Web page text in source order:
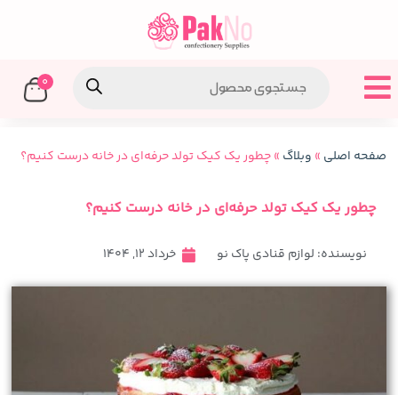
0
صفحه اصلی » وبلاگ »چطور یک کیک تولد حرفه‌ای در خانه درست کنیم؟
چطور یک کیک تولد حرفه‌ای در خانه درست کنیم؟
نویسنده: لوازم قنادی پاک نو خرداد 12, 1404